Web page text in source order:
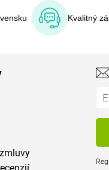
Kvalitný